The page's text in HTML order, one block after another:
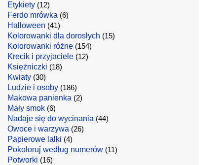
Etykiety (12)
Ferdo mrówka (6)
Halloween (41)
Kolorowanki dla dorosłych (15)
Kolorowanki różne (154)
Krecik i przyjaciele (12)
Księżniczki (18)
Kwiaty (30)
Ludzie i osoby (186)
Makowa panienka (2)
Mały smok (6)
Nadaje się do wycinania (44)
Owoce i warzywa (26)
Papierowe lalki (4)
Pokoloruj według numerów (11)
Potworki (16)